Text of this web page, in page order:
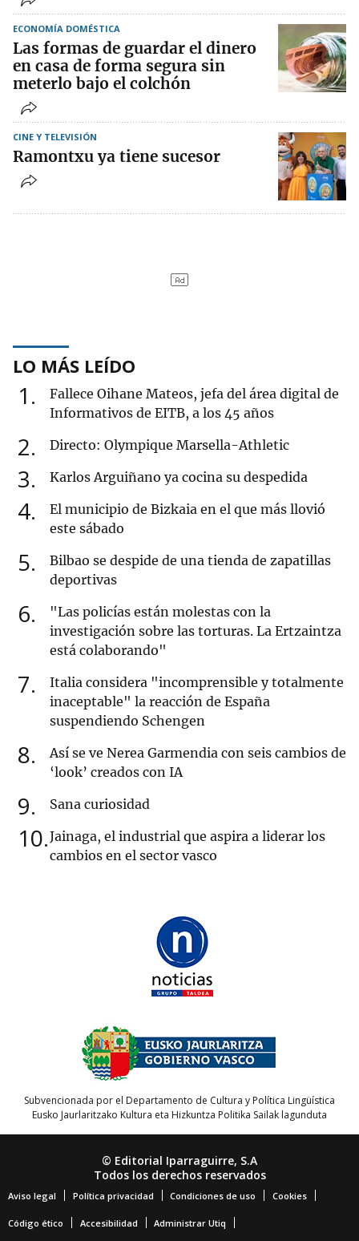
ECONOMÍA DOMÉSTICA
Las formas de guardar el dinero
en casa de forma segura sin
meterlo bajo el colchón
CINE Y TELEVISIÓN
Ramontxu ya tiene sucesor
LO MÁS LEÍDO
1
Fallece Oihane Mateos, jefa del área digital de
Informativos de EITB, a los 45 años
2 Directo: Olympique Marsella-Athletic
3 Karlos Arguiñano ya cocina su despedida
4
El municipio de Bizkaia en el que más llovió
este sábado
5
Bilbao se despide de una tienda de zapatillas
deportivas
6
"Las policías están molestas con la
investigación sobre las torturas. La Ertzaintza
está colaborando"
7
Italia considera "incomprensible y totalmente
inaceptable" la reacción de España
suspendiendo Schengen
8
Así se ve Nerea Garmendia con seis cambios de
‘look’ creados con IA
9 Sana curiosidad
10 Jainaga, el industrial que aspira a liderar los
cambios en el sector vasco
Subvencionada por el Departamento de Cultura y Política Lingüística
Eusko Jaurlaritzako Kultura eta Hizkuntza Politika Sailak lagunduta
© Editorial Iparraguirre, S.A
Todos los derechos reservados
Aviso legal Política privacidad Condiciones de uso Cookies
Código ético Accesibilidad Administrar Utiq